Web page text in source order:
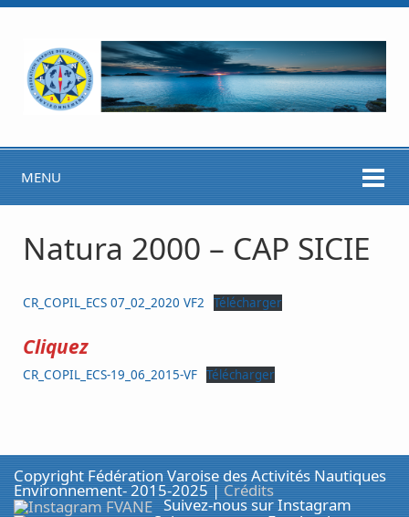
MENU
Natura 2000 – CAP SICIE
CR_COPIL_ECS 07_02_2020 VF2 Télécharger
Cliquez
CR_COPIL_ECS-19_06_2015-VF Télécharger
Copyright Fédération Varoise des Activités Nautiques
Environnement- 2015-2025 | Crédits
Suivez-nous sur Instagram